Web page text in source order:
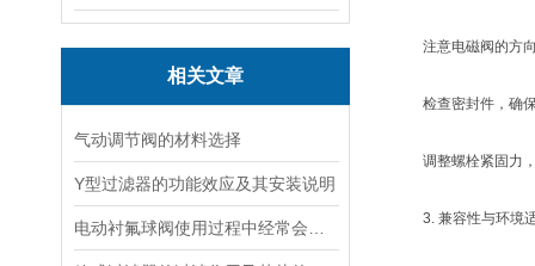
相关文章
气动调节阀的材料选择
Y型过滤器的功能效应及其安装说明
注意电磁阀的方向
检查密封件，确保
调整螺栓紧固力，
3. 兼容性与环境